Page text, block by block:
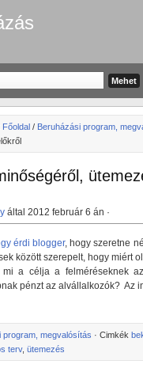
Főoldal / Beruházási program,
által 2012 február 6 án ·
érdi blogger, hogy szeretne
között szerepelt, hogy miért
mi a célja a felméréseknek
pénzt az alvállalkozók? Az
program, megvalósítás · Cimkék
terv, ütemezés